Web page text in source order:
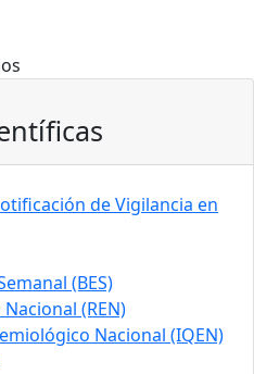
de Vigilancia en
(BES)
(REN)
Nacional (IQEN)